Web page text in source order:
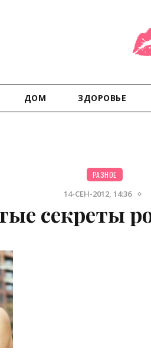
ДОМ ЗДОРОВЬЕ
РАЗНОЕ
14-СЕН-2012, 14:36
секреты